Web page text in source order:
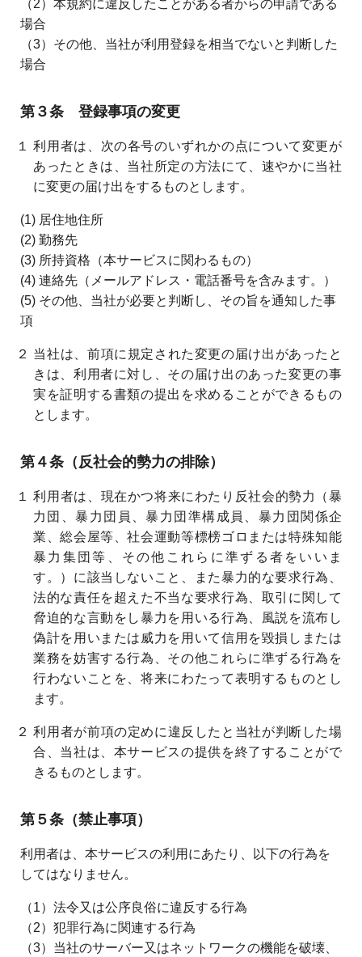
（2）本規約に違反したことがある者からの申請である
場合
（3）その他、当社が利用登録を相当でないと判断した
場合
第３条 登録事項の変更
１ 利用者は、次の各号のいずれかの点について変更が
あったときは、当社所定の方法にて、速やかに当社
に変更の届け出をするものとします。
(1) 居住地住所
(2) 勤務先
(3) 所持資格（本サービスに関わるもの）
(4) 連絡先（メールアドレス・電話番号を含みます。）
(5) その他、当社が必要と判断し、その旨を通知した事
項
２ 当社は、前項に規定された変更の届け出があったと
きは、利用者に対し、その届け出のあった変更の事
実を証明する書類の提出を求めることができるもの
とします。
第４条（反社会的勢力の排除）
１ 利用者は、現在かつ将来にわたり反社会的勢力（暴
力団、暴力団員、暴力団準構成員、暴力団関係企
業、総会屋等、社会運動等標榜ゴロまたは特殊知能
暴力集団等、その他これらに準ずる者をいいま
す。）に該当しないこと、また暴力的な要求行為、
法的な責任を超えた不当な要求行為、取引に関して
脅迫的な言動をし暴力を用いる行為、風説を流布し
偽計を用いまたは威力を用いて信用を毀損しまたは
業務を妨害する行為、その他これらに準ずる行為を
行わないことを、将来にわたって表明するものとし
ます。
２ 利用者が前項の定めに違反したと当社が判断した場
合、当社は、本サービスの提供を終了することがで
きるものとします。
第５条（禁止事項）
利用者は、本サービスの利用にあたり、以下の行為を
してはなりません。
（1）法令又は公序良俗に違反する行為
（2）犯罪行為に関連する行為
（3）当社のサーバー又はネットワークの機能を破壊、